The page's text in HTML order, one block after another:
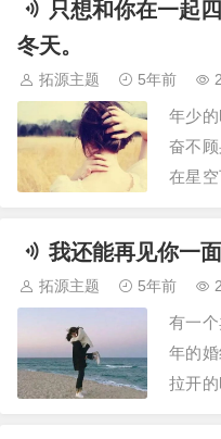
我就
些会
忌地
只想和你在一起
冬天。
拓源主题 5年前
年少
奋不
在星
父母
愈发
有奋
那一
号一
我还能再见你一
拓源主题 5年前
有一
年的
拉开